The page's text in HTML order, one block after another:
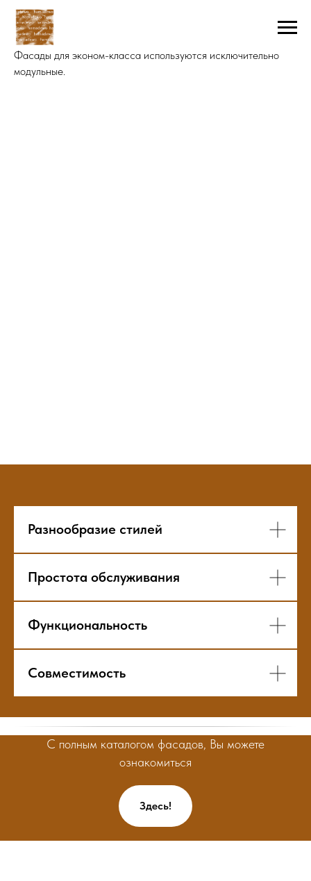
Фасады для эконом-класса используются исключительно
модульные.
Разнообразие стилей
Простота обслуживания
Функциональность
Совместимость
С полным каталогом фасадов, Вы можете
ознакомиться
Здесь!